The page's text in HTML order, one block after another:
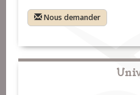
Nous demander